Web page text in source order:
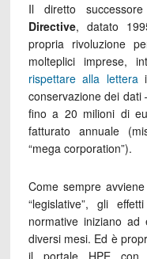
Il diretto successore
Directive, datato
propria rivoluzione
molteplici imprese,
rispettare alla lettera
conservazione dei
fino a 20 milioni di
fatturato annuale
“mega corporation”).
Come sempre
“legislative”, gli
normative iniziano
diversi mesi. Ed è